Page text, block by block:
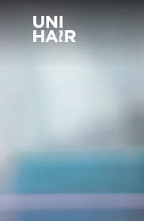
What’s New
Brands